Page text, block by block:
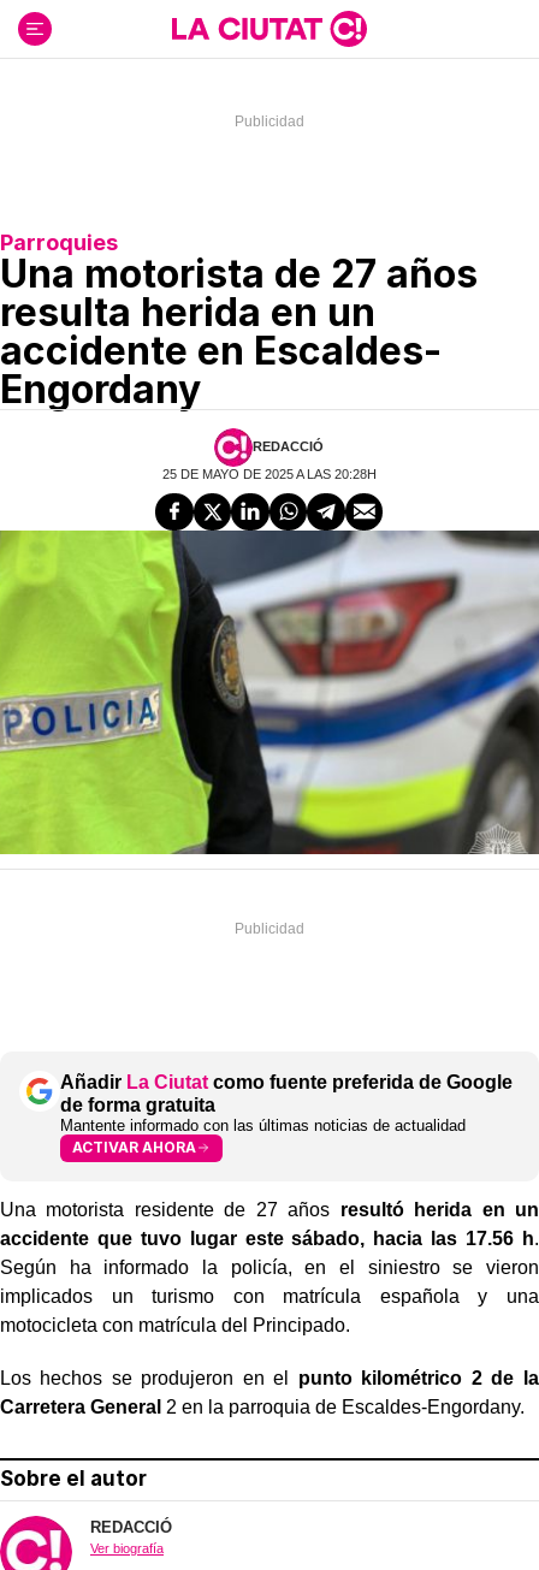
contenido
Parroquies
Una motorista de 27 años
resulta herida en un
accidente en Escaldes-
Engordany
REDACCIÓ
25 DE MAYO DE 2025 A LAS 20:28H
Añadir La Ciutat como fuente preferida de Google
de forma gratuita
Mantente informado con las últimas noticias de actualidad
ACTIVAR AHORA
Una motorista residente de 27 años resultó herida en un
accidente que tuvo lugar este sábado, hacia las 17.56 h.
Según ha informado la policía, en el siniestro se vieron
implicados un turismo con matrícula española y una
motocicleta con matrícula del Principado.
Los hechos se produjeron en el punto kilométrico 2 de la
Carretera General 2 en la parroquia de Escaldes-Engordany.
Sobre el autor
REDACCIÓ
Ver biografía